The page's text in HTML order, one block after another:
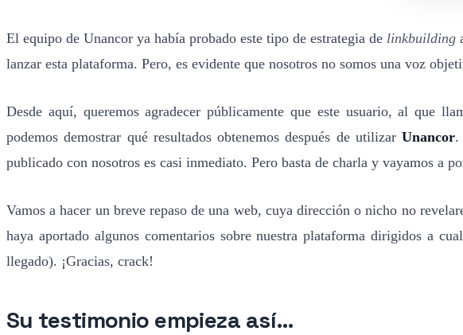
El equipo de Unancor ya había probado este tipo de estrategia de linkbuilding
lanzar esta plataforma. Pero, es evidente que nosotros no somos una voz
Desde aquí, queremos agradecer públicamente que este usuario, al que
podemos demostrar qué resultados obtenemos después de utilizar Unancor.
publicado con nosotros es casi inmediato. Pero basta de charla y vayamos a
Vamos a hacer un breve repaso de una web, cuya dirección o nicho no
haya aportado algunos comentarios sobre nuestra plataforma dirigidos a
llegado). ¡Gracias, crack!
Su testimonio empieza así…